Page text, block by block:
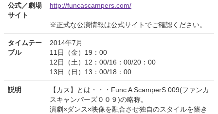
公式／劇場
サイト
http://funcascampers.com/
※正式な公演情報は公式サイトでご確認ください。
タイムテー
ブル
2014年7月
11日（金）19：00
12日（土）12：00/16：00/20：00
13日（日）13：00/18：00
説明
【カス】とは・・・Func A ScamperS 009(ファンカ
スキャンパーズ００９)の略称。
演劇×ダンス×映像を融合させ独自のスタイルを築き